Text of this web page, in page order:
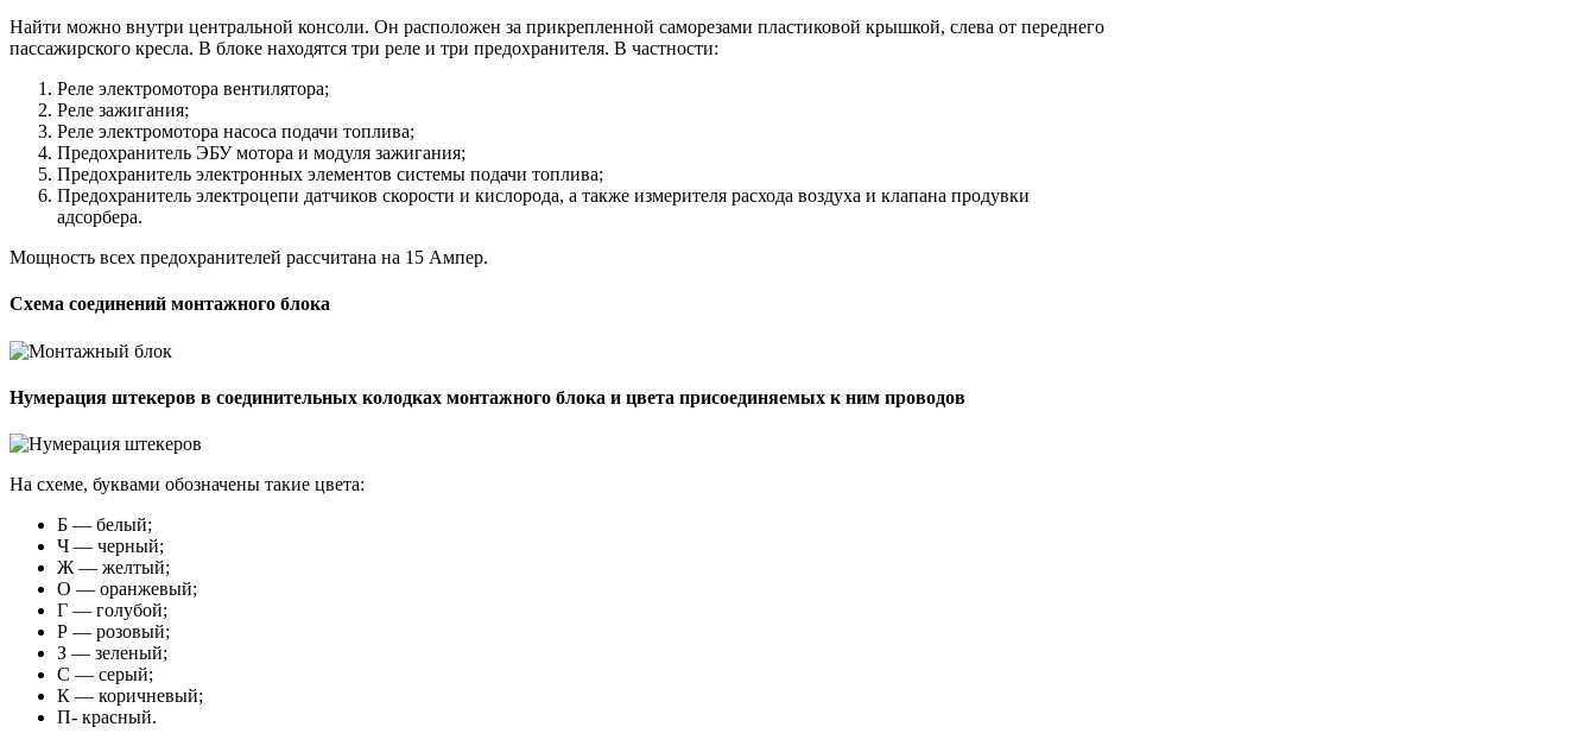
Найти можно внутри центральной консоли. Он расположен за прикрепленной саморезами пластиковой крышкой, слева от переднего
пассажирского кресла. В блоке находятся три реле и три предохранителя. В частности:
Реле электромотора вентилятора;
Реле зажигания;
Реле электромотора насоса подачи топлива;
Предохранитель ЭБУ мотора и модуля зажигания;
Предохранитель электронных элементов системы подачи топлива;
Предохранитель электроцепи датчиков скорости и кислорода, а также измерителя расхода воздуха и клапана продувки
адсорбера.
Мощность всех предохранителей рассчитана на 15 Ампер.
Схема соединений монтажного блока
Нумерация штекеров в соединительных колодках монтажного блока и цвета присоединяемых к ним проводов
На схеме, буквами обозначены такие цвета:
Б — белый;
Ч — черный;
Ж — желтый;
О — оранжевый;
Г — голубой;
Р — розовый;
З — зеленый;
С — серый;
К — коричневый;
П- красный.